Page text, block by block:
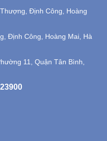
Định Công, Hoàng
Định Công, Hoàng Mai, Hà
11, Quận Tân Bình,